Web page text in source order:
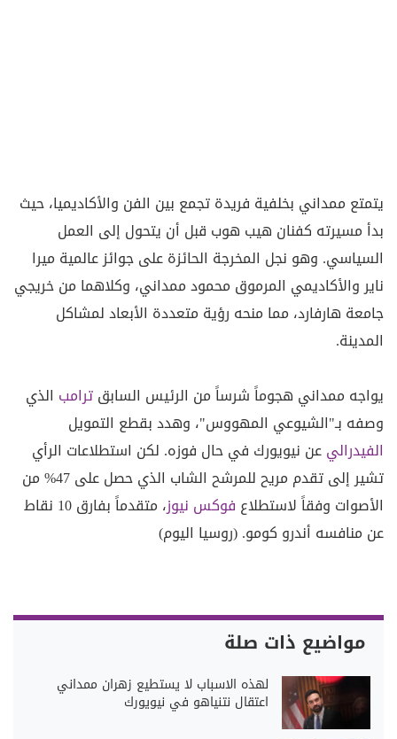
يتمتع ممداني بخلفية فريدة تجمع بين الفن والأكاديميا، حيث
بدأ مسيرته كفنان هيب هوب قبل أن يتحول إلى العمل
السياسي. وهو نجل المخرجة الحائزة على جوائز عالمية ميرا
ناير والأكاديمي المرموق محمود ممداني، وكلاهما من خريجي
جامعة هارفارد، مما منحه رؤية متعددة الأبعاد لمشاكل
المدينة.
يواجه ممداني هجوماً شرساً من الرئيس السابقترامب الذي
وصفه بـ"الشيوعي المهووس"، وهدد بقطع التمويل
الفيدراليعن نيويورك في حال فوزه. لكن استطلاعات الرأي
تشير إلى تقدم مريح للمرشح الشاب الذي حصل على 47% من
الأصوات وفقاً لاستطلاع فوكس نيوز
، متقدماً بفارق 10 نقاط
عن منافسه أندرو كومو. (روسيا اليوم)
مواضيع ذات صلة
لهذه الاسباب لا يستطيع زهران ممداني
اعتقال نتنياهو في نيويورك